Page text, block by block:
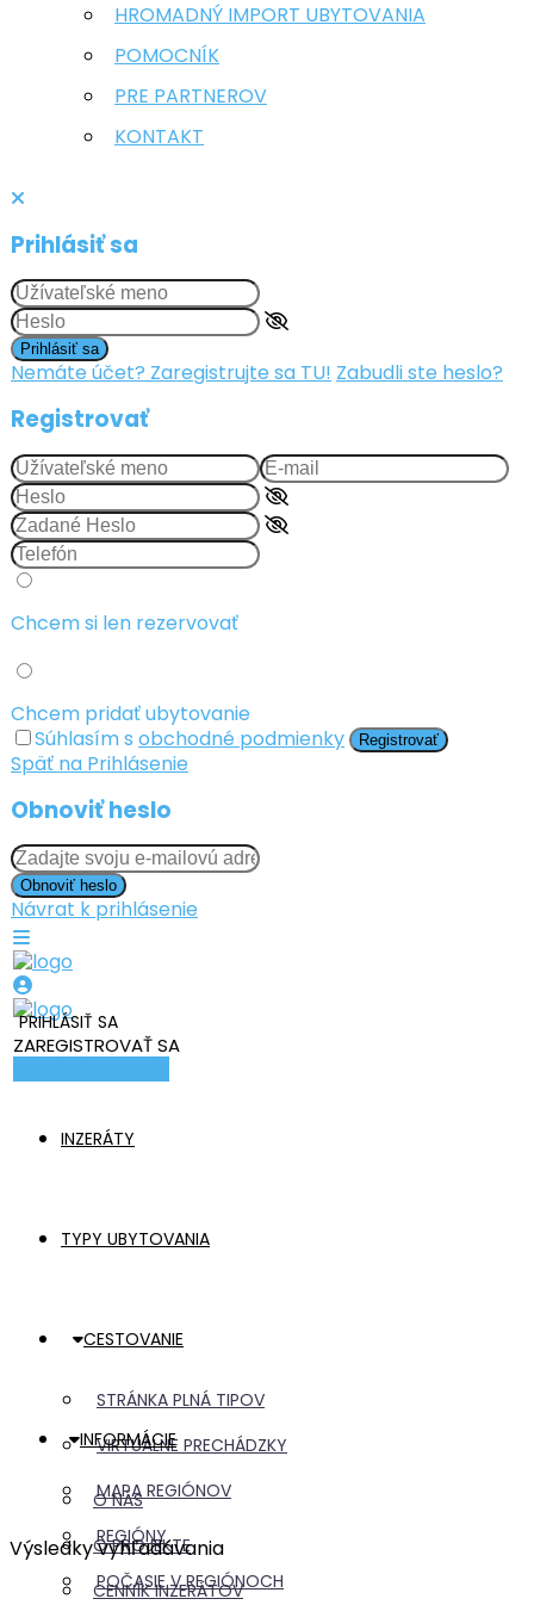
HROMADNÝ IMPORT UBYTOVANIA
POMOCNÍK
PRE PARTNEROV
KONTAKT
Prihlásiť sa
Prihlásiť sa
Nemáte účet? Zaregistrujte sa TU! Zabudli ste heslo?
Registrovať
Chcem si len rezervovať
Chcem pridať ubytovanie
Súhlasím s obchodné podmienky Registrovať
Späť na Prihlásenie
Obnoviť heslo
Obnoviť heslo
Návrat k prihlásenie
PRIHLÁSIŤ SA
ZAREGISTROVAŤ SA
INZERÁTY
TYPY UBYTOVANIA
CESTOVANIE
STRÁNKA PLNÁ TIPOV
VIRTUÁLNE PRECHÁDZKY
MAPA REGIÓNOV
REGIÓNY
POČASIE V REGIÓNOCH
INFORMÁCIE
O NÁS
O PROJEKTE
CENNÍK INZERÁTOV
Výsledky vyhľadávania